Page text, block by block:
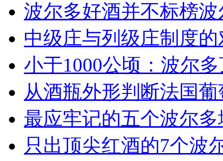
波尔多好酒并不标榜
中级庄与列级庄制度
小于1000公顷：波尔
从酒瓶外形判断法国
最应牢记的五个波尔多
只出顶尖红酒的7个波